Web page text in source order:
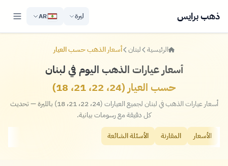
ذهب برايس ليرة AR
الرئيسية لبنان أسعار الذهب حسب العيار
أسعار عيارات الذهب اليوم في لبنان
حسب العيار (24، 22، 21، 18)
أسعار عيارات الذهب في لبنان لجميع العيارات (24، 22، 21، 18) بالليرة — تحديث
كل دقيقة مع رسومات بيانية.
الأسعار
المقارنة الأسئلة الشائعة